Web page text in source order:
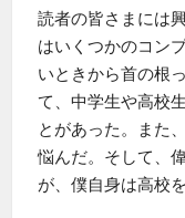
読者の皆さまには
はいくつかのコン
いときから首の根
て、中学生や高校
とがあった。また
悩んだ。そして、
が、僕自身は高校